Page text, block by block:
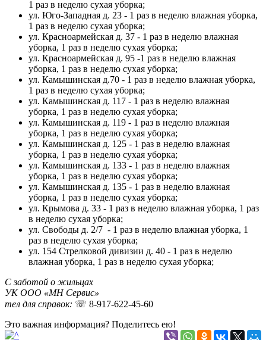
1 раз в неделю сухая уборка;
ул. Юго-Западная д. 23 - 1 раз в неделю влажная уборка,
1 раз в неделю сухая уборка;
ул. Красноармейская д. 37 - 1 раз в неделю влажная
уборка, 1 раз в неделю сухая уборка;
ул. Красноармейская д. 95 -1 раз в неделю влажная
уборка, 1 раз в неделю сухая уборка;
ул. Камышинская д.70 - 1 раз в неделю влажная уборка,
1 раз в неделю сухая уборка;
ул. Камышинская д. 117 - 1 раз в неделю влажная
уборка, 1 раз в неделю сухая уборка;
ул. Камышинская д. 119 - 1 раз в неделю влажная
уборка, 1 раз в неделю сухая уборка;
ул. Камышинская д. 125 - 1 раз в неделю влажная
уборка, 1 раз в неделю сухая уборка;
ул. Камышинская д. 133 - 1 раз в неделю влажная
уборка, 1 раз в неделю сухая уборка;
ул. Камышинская д. 135 - 1 раз в неделю влажная
уборка, 1 раз в неделю сухая уборка;
ул. Крымова д. 33 - 1 раз в неделю влажная уборка, 1 раз
в неделю сухая уборка;
ул. Свободы д. 2/7 - 1 раз в неделю влажная уборка, 1
раз в неделю сухая уборка;
ул. 154 Стрелковой дивизии д. 40 - 1 раз в неделю
влажная уборка, 1 раз в неделю сухая уборка;
С заботой о жильцах
УК ООО «МН Сервис»
тел для справок: ☏ 8-917-622-45-60
Это важная информация? Поделитесь ею!